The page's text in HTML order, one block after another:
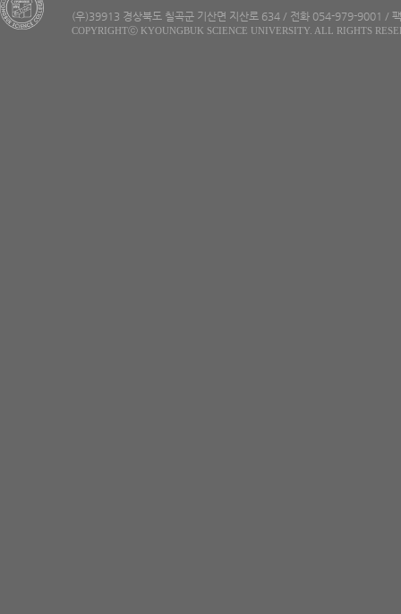
(우)39913 경상북도 칠곡군 기산면 지산로 634 / 전화 054-979-9001 /
COPYRIGHTⓒ KYOUNGBUK SCIENCE UNIVERSITY. ALL RIGHTS